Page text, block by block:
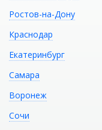
Каталог
магазина
Ростов-на-Дону
Краснодар
Екатеринбург
Самара
Воронеж
Сочи